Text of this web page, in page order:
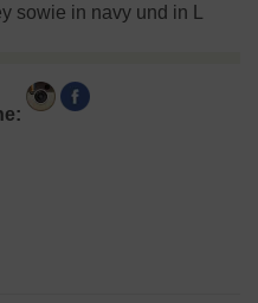
sowie in navy und in L